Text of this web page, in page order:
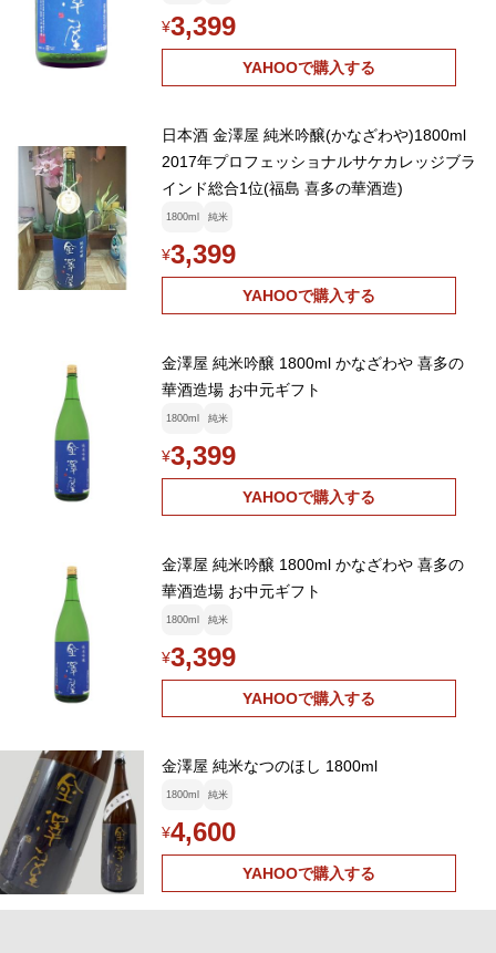
¥3,399
YAHOOで購入する
日本酒 金澤屋 純米吟醸(かなざわや)1800ml
2017年プロフェッショナルサケカレッジブラ
インド総合1位(福島 喜多の華酒造)
1800ml 純米
¥3,399
YAHOOで購入する
金澤屋 純米吟醸 1800ml かなざわや 喜多の
華酒造場 お中元ギフト
1800ml 純米
¥3,399
YAHOOで購入する
金澤屋 純米吟醸 1800ml かなざわや 喜多の
華酒造場 お中元ギフト
1800ml 純米
¥3,399
YAHOOで購入する
金澤屋 純米なつのほし 1800ml
1800ml 純米
¥4,600
YAHOOで購入する